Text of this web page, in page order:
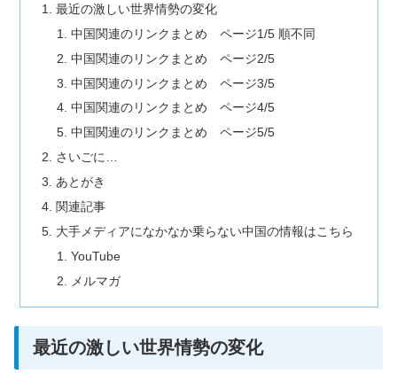
最近の激しい世界情勢の変化
中国関連のリンクまとめ ページ1/5 順不同
中国関連のリンクまとめ ページ2/5
中国関連のリンクまとめ ページ3/5
中国関連のリンクまとめ ページ4/5
中国関連のリンクまとめ ページ5/5
さいごに…
あとがき
関連記事
大手メディアになかなか乗らない中国の情報はこちら
YouTube
メルマガ
最近の激しい世界情勢の変化